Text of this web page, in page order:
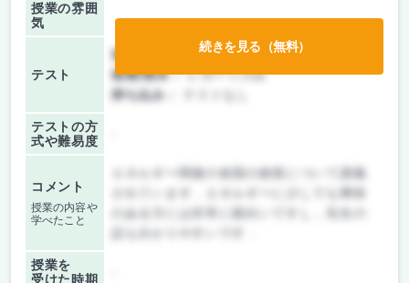
授業の雰囲
気
テスト
前期/中間：
テスト・レポート両方なし
後期/期末：レポートのみ
持ち込み：
テストの方
式や難易度
コメント
授業の内容や
学べたこと
エネルギー関連の各国の政策について講義
のある方には非常に面白いですし，先生の
授業を
受けた時期
続きを見る（無料）